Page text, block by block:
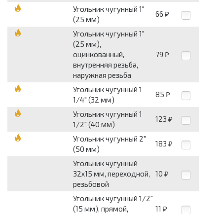
Угольник чугунный 1"
(25 мм)
66 ₽
Угольник чугунный 1"
(25 мм),
оцинкованный,
внутренняя резьба,
наружная резьба
79 ₽
Угольник чугунный 1
1/4" (32 мм)
85 ₽
Угольник чугунный 1
1/2" (40 мм)
123 ₽
Угольник чугунный 2"
(50 мм)
183 ₽
Угольник чугунный
32х15 мм, переходной,
резьбовой
10 ₽
Угольник чугунный 1/2"
(15 мм), прямой,
11 ₽